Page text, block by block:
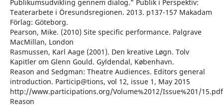
Publikumsudvikling gennem dialog.” Publik i Perspektiv:
Teaterarbete i Öresundsregionen. 2013. p137-157 Makadam
Förlag: Göteborg.
Pearson, Mike. (2010) Site specific performance. Palgrave
MacMillan, London
Rasmussen, Karl Aage (2001). Den kreative Løgn. Tolv
Kapitler om Glenn Gould. Gyldendal, København.
Reason and Sedgman: Theatre Audiences. Editors general
introduction. Particip@tions, vol 12, issue 1, May 2015
http://www.participations.org/Volume%2012/Issue%201/15.pdf
Reason